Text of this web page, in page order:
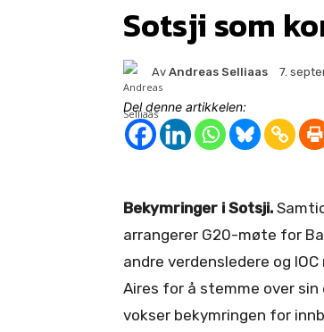
Sotsji som
Av Andreas Selliaas 7.
Del denne artikkelen:
Bekymringer i Sotsji.
arrangerer G20-møte for
andre verdensledere og
Aires for å stemme over
vokser bekymringen for